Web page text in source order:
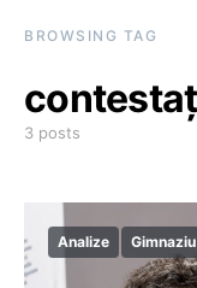
BROWSING TAG
3 posts
Analize Gimnaziu